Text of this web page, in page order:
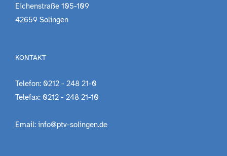
Eichenstraße 105-109
42659 Solingen
KONTAKT
Telefon: 0212 - 248 21-0
Telefax: 0212 - 248 21-10
Email: info@ptv-solingen.de